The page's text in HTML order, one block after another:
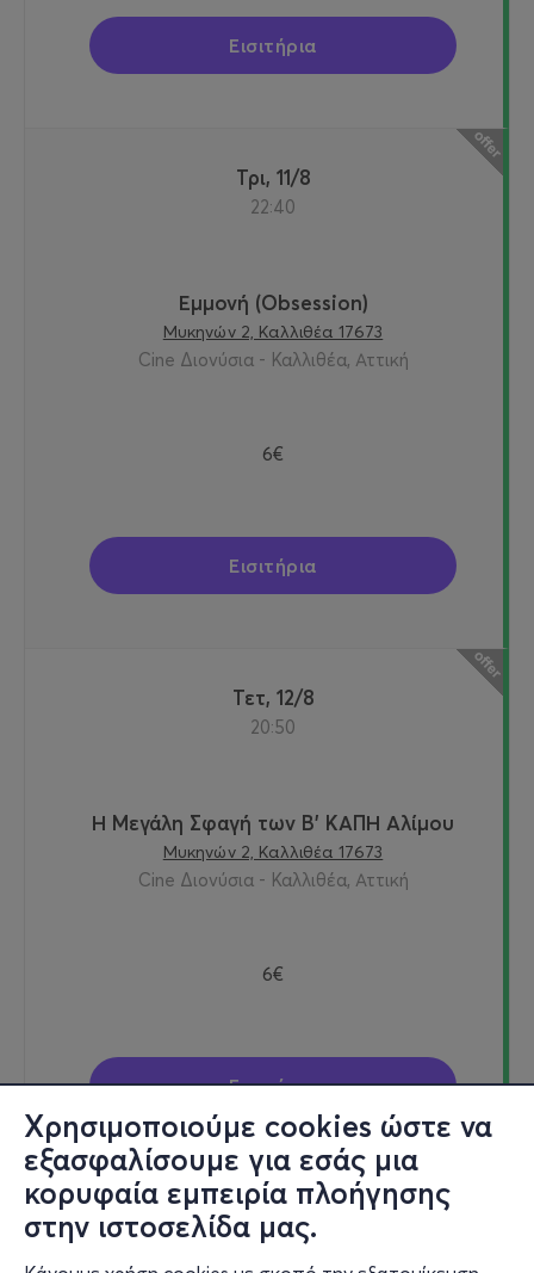
Χρησιμοποιούμε cookies ώστε να
εξασφαλίσουμε για εσάς μια
κορυφαία εμπειρία πλοήγησης
στην ιστοσελίδα μας.
Εισιτήρια
Τρι, 11/8
22:40
Εμμονή (Obsession)
Μυκηνών 2, Καλλιθέα 17673
Cine Διονύσια - Καλλιθέα, Αττική
6€
Εισιτήρια
Τετ, 12/8
20:50
Η Μεγάλη Σφαγή των Β' ΚΑΠΗ Αλίμου
Μυκηνών 2, Καλλιθέα 17673
Cine Διονύσια - Καλλιθέα, Αττική
6€
Εισιτήρια
Τετ, 12/8
22:40